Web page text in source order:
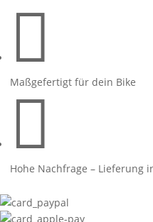

Maßgefertigt für dein Bike

Hohe Nachfrage – Lieferung